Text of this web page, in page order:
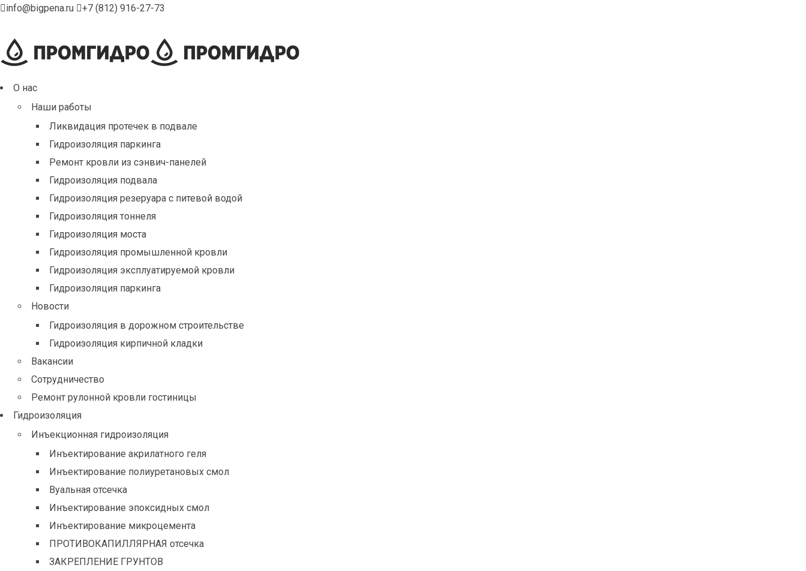
info@bigpena.ru +7 (812) 916-27-73
О нас
Наши работы
Ликвидация протечек в подвале
Гидроизоляция паркинга
Ремонт кровли из сэнвич-панелей
Гидроизоляция подвала
Гидроизоляция резеруара с питевой водой
Гидроизоляция тоннеля
Гидроизоляция моста
Гидроизоляция промышленной кровли
Гидроизоляция эксплуатируемой кровли
Гидроизоляция паркинга
Новости
Гидроизоляция в дорожном строительстве
Гидроизоляция кирпичной кладки
Вакансии
Сотрудничество
Ремонт рулонной кровли гостиницы
Гидроизоляция
Инъекционная гидроизоляция
Инъектирование акрилатного геля
Инъектирование полиуретановых смол
Вуальная отсечка
Инъектирование эпоксидных смол
Инъектирование микроцемента
ПРОТИВОКАПИЛЛЯРНАЯ отсечка
ЗАКРЕПЛЕНИЕ ГРУНТОВ